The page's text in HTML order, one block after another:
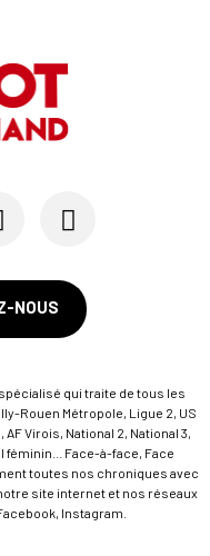
NOUS
qui traite de tous les
Rouen Métropole, Ligue 2, US
Virois, National 2, National 3,
féminin... Face-à-face, Face
toutes nos chroniques avec
site internet et nos réseaux
Instagram.